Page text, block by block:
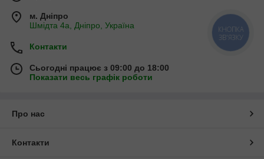
м. Дніпро
Шмідта 4а, Дніпро, Україна
Контакти
Сьогодні працює з 09:00 до 18:00
Показати весь графік роботи
Про нас
Контакти
КНОПКА
ЗВ'ЯЗКУ